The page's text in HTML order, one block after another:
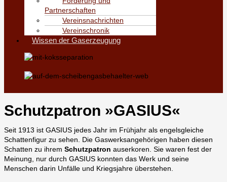
Partnerschaften
Vereinsnachrichten
Vereinschronik
Wissen der Gaserzeugung
Schutzpatron »GASIUS«
Seit 1913 ist GASIUS jedes Jahr im Frühjahr als engelsgleiche
Schattenfigur zu sehen. Die Gaswerksangehörigen haben diesen
Schatten zu ihrem Schutzpatron auserkoren. Sie waren fest der
Meinung, nur durch GASIUS konnten das Werk und seine
Menschen darin Unfälle und Kriegsjahre überstehen.